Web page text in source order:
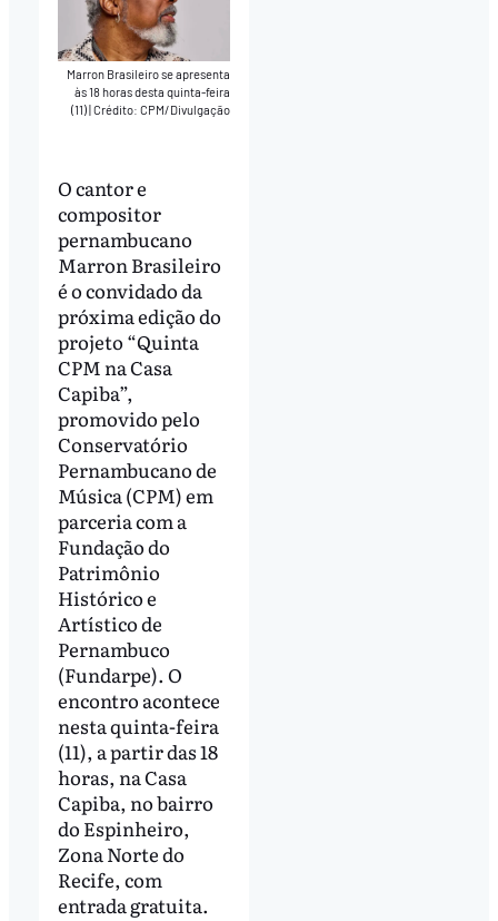
Marron Brasileiro se apresenta
às 18 horas desta quinta-feira
(11)|Crédito: CPM/Divulgação
O cantor e
compositor
pernambucano
Marron Brasileiro
é o convidado da
próxima edição do
projeto “Quinta
CPM na Casa
Capiba”,
promovido pelo
Conservatório
Pernambucano de
Música (CPM) em
parceria com a
Fundação do
Patrimônio
Histórico e
Artístico de
Pernambuco
(Fundarpe). O
encontro acontece
nesta quinta-feira
(11), a partir das 18
horas, na Casa
Capiba, no bairro
do Espinheiro,
Zona Norte do
Recife, com
entrada gratuita.